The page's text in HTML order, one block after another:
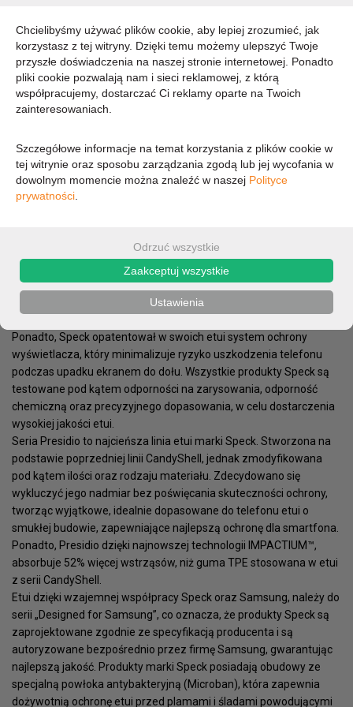
93,33 zł
75,88 zł (cena netto)
OPIS PARAMETRY
Do stworzenia Presidio Grip dla Samsunga Galaxy Note +, Speck
upadku. To wszystko dzięki dwóm warstwom: zewnętrznej, która
rozprasza siłę uderzenia oraz wewnętrznej IMPACTIUM™,
absorbującej wstrząsy.
W ten sposób etui skutecznie zabezpiecza telefon i chroni go
Ponadto, Speck opatentował w swoich etui system ochrony
wyświetlacza, który minimalizuje ryzyko uszkodzenia telefonu
podczas upadku ekranem do dołu. Wszystkie produkty Speck są
testowane pod kątem odporności na zarysowania, odporność
chemiczną oraz precyzyjnego dopasowania, w celu dostarczenia
wysokiej jakości etui.
Seria Presidio to najcieńsza linia etui marki Speck. Stworzona na
podstawie poprzedniej linii CandyShell, jednak zmodyfikowana
pod kątem ilości oraz rodzaju materiału. Zdecydowano się
wykluczyć jego nadmiar bez poświęcania skuteczności ochrony,
tworząc wyjątkowe, idealnie dopasowane do telefonu etui o
smukłej budowie, zapewniające najlepszą ochronę dla smartfona.
Ponadto, Presidio dzięki najnowszej technologii IMPACTIUM™,
absorbuje 52% więcej wstrząsów, niż guma TPE stosowana w etui
z serii CandyShell.
Etui dzięki wzajemnej współpracy Speck oraz Samsung, należy do
serii „Designed for Samsung”, co oznacza, że produkty Speck są
zaprojektowane zgodnie ze specyfikacją producenta i są
autoryzowane bezpośrednio przez firmę Samsung, gwarantując
najlepszą jakość. Produkty marki Speck posiadają obudowy ze
specjalną powłoka antybakteryjną (Microban), która zapewnia
dożywotnią ochronę etui przed plamami i śladami powodującymi
Chcielibyśmy używać plików cookie, aby lepiej zrozumieć, jak
korzystasz z tej witryny. Dzięki temu możemy ulepszyć Twoje
przyszłe doświadczenia na naszej stronie internetowej. Ponadto
pliki cookie pozwalają nam i sieci reklamowej, z którą
współpracujemy, dostarczać Ci reklamy oparte na Twoich
zainteresowaniach.
Szczegółowe informacje na temat korzystania z plików cookie w
tej witrynie oraz sposobu zarządzania zgodą lub jej wycofania w
dowolnym momencie można znaleźć w naszej Polityce
prywatności
Odrzuć wszystkie
Zaakceptuj wszystkie
Ustawienia